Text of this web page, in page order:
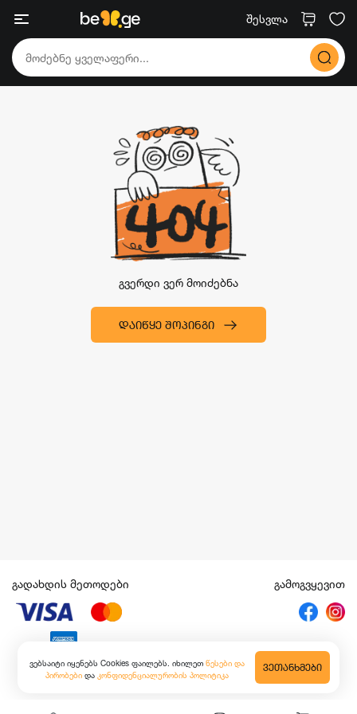
შესვლა
გვერდი ვერ მოიძებნა
ᲓᲐᲘᲬᲧᲔ ᲨᲝᲞᲘᲜᲒᲘ
ვებსაიტი იყენებს Cookies ფაილებს. იხილეთ წესები და
პირობები და კონფიდენციალურობის პოლიტიკა
ᲕᲔᲗᲐᲜᲮᲛᲔᲑᲘ
გადახდის მეთოდები გამოგვყევით